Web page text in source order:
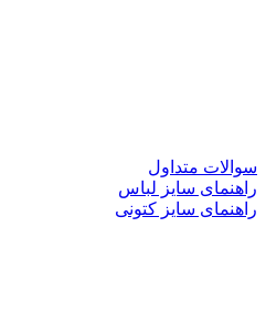
سوالات متداول
راهنمای سایز لباس
راهنمای سایز کتونی